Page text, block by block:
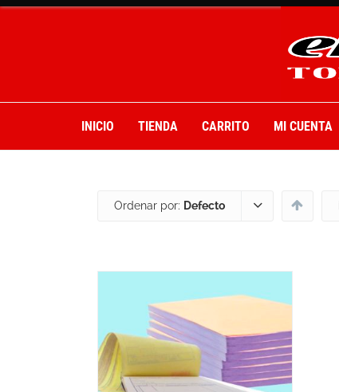
INICIO TIENDA CARRITO MI CUENTA
Ordenar por: Defecto